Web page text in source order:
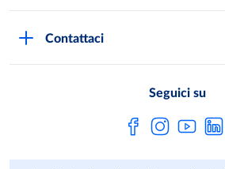
Metro AG
Contattaci
Seguici su